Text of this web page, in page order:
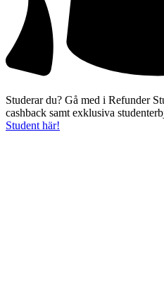
Studerar du? Gå med i Refunder
cashback samt exklusiva
Student här!